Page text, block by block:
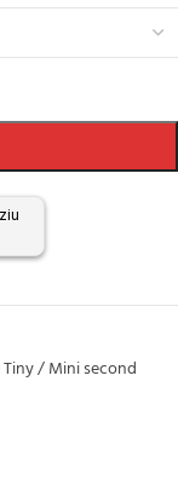
/ Mini second